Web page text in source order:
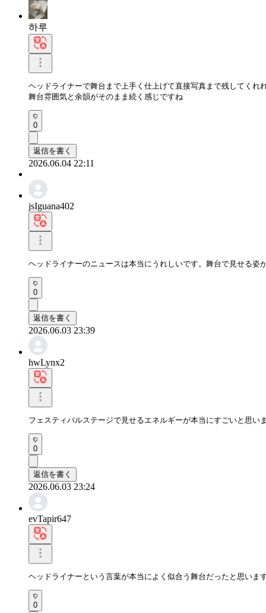
하루
ヘッドライナーで舞台まで上手く仕上げて直接写真まで残してく
舞台雰囲気と余韻がそのまま続く感じですね
0
返信を書く
2026.06.04 22:11
jsIguana402
ヘッドライナーのニュースは本当にうれしいです。舞台で見せる姿
0
返信を書く
2026.06.03 23:39
hwLynx2
フェスティバルステージで見せるエネルギーが本当にすごいと思い
0
返信を書く
2026.06.03 23:24
evTapir647
ヘッドライナーという言葉が本当によく似合う舞台だったと思いま
0